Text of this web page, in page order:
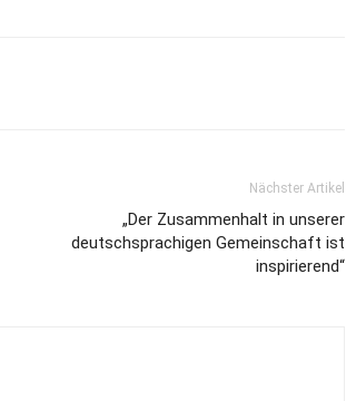
Nächster Artikel
„Der Zusammenhalt in unserer
deutschsprachigen Gemeinschaft ist
inspirierend“